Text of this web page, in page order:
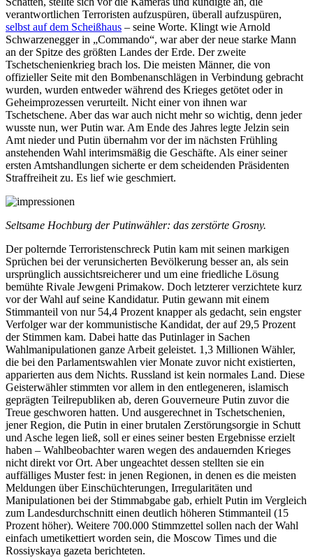
verantwortlichen Terroristen aufzuspüren, überall aufzuspüren,
selbst auf dem Scheißhaus – seine Worte. Klingt wie Arnold
Schwarzenegger in „Commando“, war aber der neue starke Mann
an der Spitze des größten Landes der Erde. Der zweite
Tschetschenienkrieg brach los. Die meisten Männer, die von
offizieller Seite mit den Bombenanschlägen in Verbindung gebracht
wurden, wurden entweder während des Krieges getötet oder in
Geheimprozessen verurteilt. Nicht einer von ihnen war
Tschetschene. Aber das war auch nicht mehr so wichtig, denn jeder
wusste nun, wer Putin war. Am Ende des Jahres legte Jelzin sein
Amt nieder und Putin übernahm vor der im nächsten Frühling
anstehenden Wahl interimsmäßig die Geschäfte. Als einer seiner
ersten Amtshandlungen sicherte er dem scheidenden Präsidenten
Straffreiheit zu. Es lief wie geschmiert.
Seltsame Hochburg der Putinwähler: das zerstörte Grosny.
Der polternde Terroristenschreck Putin kam mit seinen markigen
Sprüchen bei der verunsicherten Bevölkerung besser an, als sein
ursprünglich aussichtsreicherer und um eine friedliche Lösung
bemühte Rivale Jewgeni Primakow. Doch letzterer verzichtete kurz
vor der Wahl auf seine Kandidatur. Putin gewann mit einem
Stimmanteil von nur 54,4 Prozent knapper als gedacht, sein engster
Verfolger war der kommunistische Kandidat, der auf 29,5 Prozent
der Stimmen kam. Dabei hatte das Putinlager in Sachen
Wahlmanipulationen ganze Arbeit geleistet. 1,3 Millionen Wähler,
die bei den Parlamentswahlen vier Monate zuvor nicht existierten,
apparierten aus dem Nichts. Russland ist kein normales Land. Diese
Geisterwähler stimmten vor allem in den entlegeneren, islamisch
geprägten Teilrepubliken ab, deren Gouverneure Putin zuvor die
Treue geschworen hatten. Und ausgerechnet in Tschetschenien,
jener Region, die Putin in einer brutalen Zerstörungsorgie in Schutt
und Asche legen ließ, soll er eines seiner besten Ergebnisse erzielt
haben – Wahlbeobachter waren wegen des andauernden Krieges
nicht direkt vor Ort. Aber ungeachtet dessen stellten sie ein
auffälliges Muster fest: in jenen Regionen, in denen es die meisten
Meldungen über Einschüchterungen, Irregularitäten und
Manipulationen bei der Stimmabgabe gab, erhielt Putin im Vergleich
zum Landesdurchschnitt einen deutlich höheren Stimmanteil (15
Prozent höher). Weitere 700.000 Stimmzettel sollen nach der Wahl
einfach umetikettiert worden sein, die Moscow Times und die
Rossiyskaya gazeta berichteten.